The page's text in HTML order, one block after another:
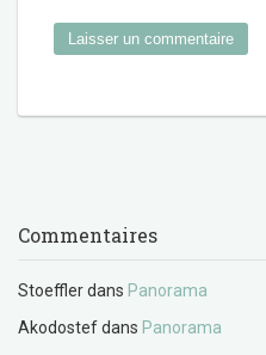
Commentaires
Stoefflerdans Panorama
Akodostefdans Panorama